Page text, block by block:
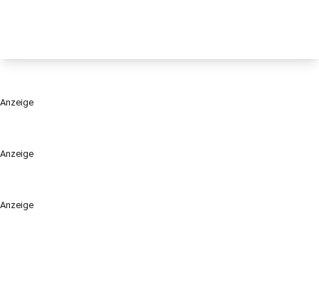
Anzeige
Anzeige
Anzeige